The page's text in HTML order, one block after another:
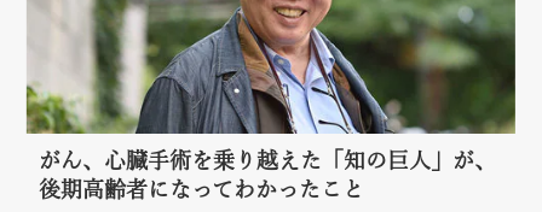
がん、心臓手術を乗り越えた「知の巨人」が、
後期高齢者になってわかったこと